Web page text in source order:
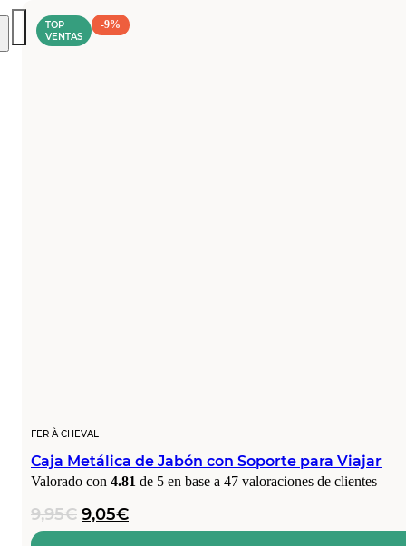
TOP
VENTAS
-9%
FER À CHEVAL
Caja Metálica de Jabón con Soporte para Viajar
Valorado con 4.81 de 5 en base a 47 valoraciones de clientes
9,95€ El
precio
9,05€El
precio